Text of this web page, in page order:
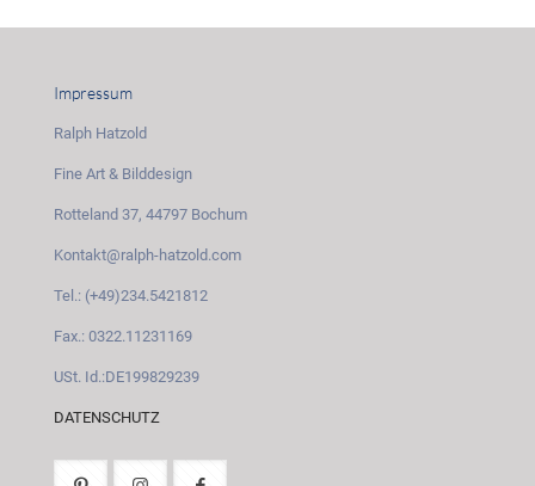
Impressum
Ralph Hatzold
Fine Art & Bilddesign
Rotteland 37, 44797 Bochum
Kontakt@ralph-hatzold.com
Tel.: (+49)234.5421812
Fax.: 0322.11231169
USt. Id.:DE199829239
DATENSCHUTZ